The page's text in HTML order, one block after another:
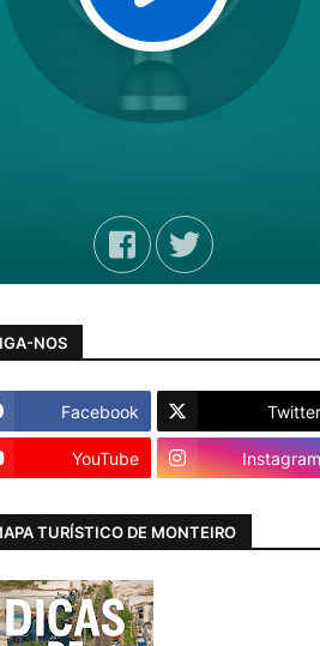
NOS
Facebook Twitter
YouTube Instagram
TURÍSTICO DE MONTEIRO